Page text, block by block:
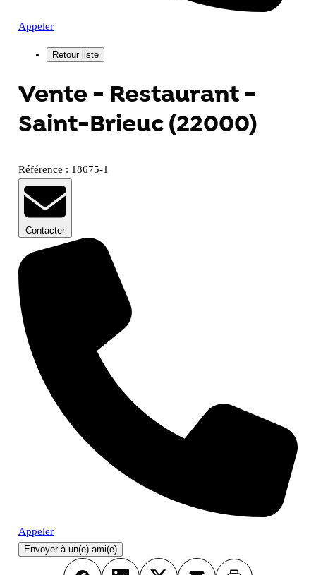
Appeler
Vente - Restaurant -
Saint-Brieuc (22000)
Référence : 18675-1
Contacter
Appeler
Envoyer à un(e) ami(e)